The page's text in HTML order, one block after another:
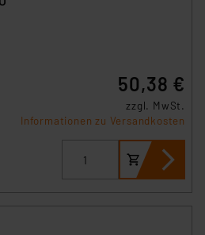
50,38 €
zzgl. MwSt.
Informationen zu Versandkosten